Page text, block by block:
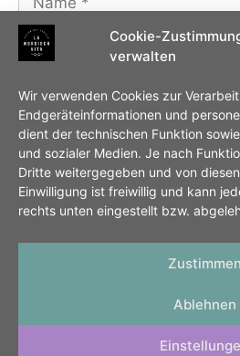
Cookie-
verwalten
Wir verwenden Cookies zur
Endgeräteinformationen und
dient der technischen Funktion
und sozialer Medien. Je nach
Dritte weitergegeben und von
Einwilligung ist freiwillig und kann
rechts unten eingestellt bzw.
Zustimmen
Ablehnen
E-
Mail-
Adresse
Website
Name, E-Mail-Adresse
Browser für meinen
speichern.